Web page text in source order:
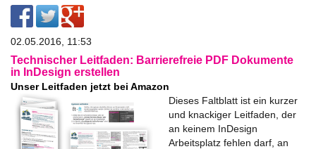
02.05.2016, 11:53
Technischer Leitfaden: Barrierefreie PDF Dokumente
in InDesign erstellen
Unser Leitfaden jetzt bei Amazon
Dieses Faltblatt ist ein kurzer
und knackiger Leitfaden, der
an keinem InDesign
Arbeitsplatz fehlen darf, an